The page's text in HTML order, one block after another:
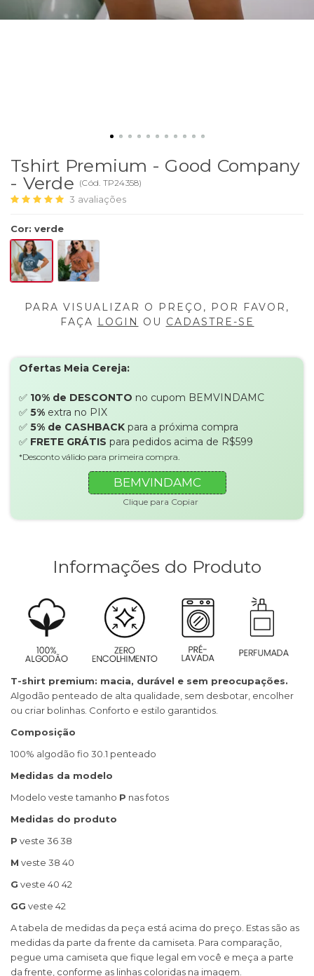
Tshirt Premium - Good Company
- Verde (Cód. TP24358)
3 avaliações
Cor: verde
PARA VISUALIZAR O PREÇO, POR FAVOR,
FAÇA LOGIN OU CADASTRE-SE
Ofertas Meia Cereja:
✅ 10% de DESCONTO no cupom BEMVINDAMC
✅ 5% extra no PIX
✅ 5% de CASHBACK para a próxima compra
✅ FRETE GRÁTIS para pedidos acima de R$599
*Desconto válido para primeira compra.
BEMVINDAMC
Clique para Copiar
Informações do Produto
T-shirt premium: macia, durável e sem preocupações.
Algodão penteado de alta qualidade, sem desbotar, encolher
ou criar bolinhas. Conforto e estilo garantidos.
Composição
100% algodão fio 30.1 penteado
Medidas da modelo
Modelo veste tamanho P nas fotos
Medidas do produto
P veste 36 38
M veste 38 40
G veste 40 42
GG veste 42
A tabela de medidas da peça está acima do preço. Estas são as
medidas da parte da frente da camiseta. Para comparação,
pegue uma camiseta que fique legal em você e meça a parte
da frente, conforme as linhas coloridas na imagem.